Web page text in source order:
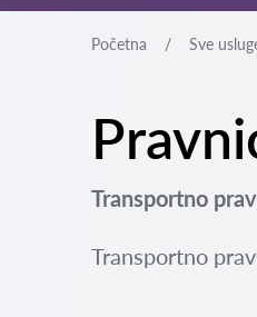
Početna Sve
Transportno
Transportno